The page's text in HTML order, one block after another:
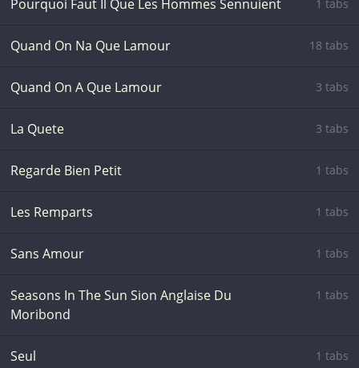
Pourquoi Faut Il Que Les Hommes Sennuient 1 tabs
Quand On Na Que Lamour 18 tabs
Quand On A Que Lamour 3 tabs
La Quete 3 tabs
Regarde Bien Petit 1 tabs
Les Remparts 1 tabs
Sans Amour 1 tabs
Seasons In The Sun Sion Anglaise Du
Moribond
1 tabs
Seul 1 tabs